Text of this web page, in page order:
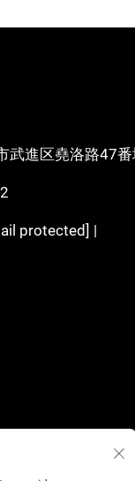
武進区堯洛路47
protected] |